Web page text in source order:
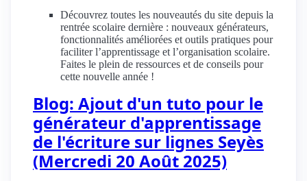
Découvrez toutes les nouveautés du site depuis la
rentrée scolaire dernière : nouveaux générateurs,
fonctionnalités améliorées et outils pratiques pour
faciliter l’apprentissage et l’organisation scolaire.
Faites le plein de ressources et de conseils pour
cette nouvelle année !
Blog: Ajout d'un tuto pour le
générateur d'apprentissage
de l'écriture sur lignes Seyès
(Mercredi 20 Août 2025)